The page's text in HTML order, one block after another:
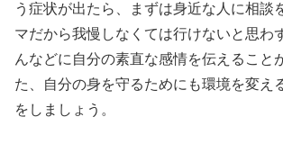
う症状が出たら、まずは身近な人に相談
マだから我慢しなくては行けないと思わ
んなどに自分の素直な感情を伝えること
た、自分の身を守るためにも環境を変え
をしましょう。